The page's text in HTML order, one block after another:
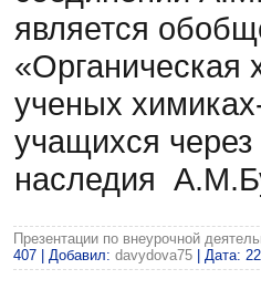
является
«Органическая
ученых
учащихся
наследия
Презентации по внеурочной
407 | Добавил: davydova75 | Дата: